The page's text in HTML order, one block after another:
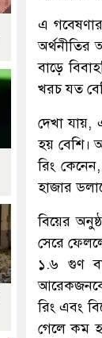
এ
অর্থনীতির
বাড়ে
খরচ যত
দেখা যায়,
হয় বেশি।
রিং
হাজার
বিয়ের
সেরে
১.৬ গুণ
আরেকজনকে
রিং এবং
গেলে কম